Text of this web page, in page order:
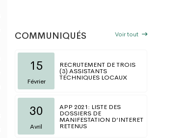
COMMUNIQUÉS Voir tout
15
Février
RECRUTEMENT DE TROIS
(3) ASSISTANTS
TECHNIQUES LOCAUX
30
Avril
APP 2021: LISTE DES
DOSSIERS DE
MANIFESTATION D’INTERET
RETENUS